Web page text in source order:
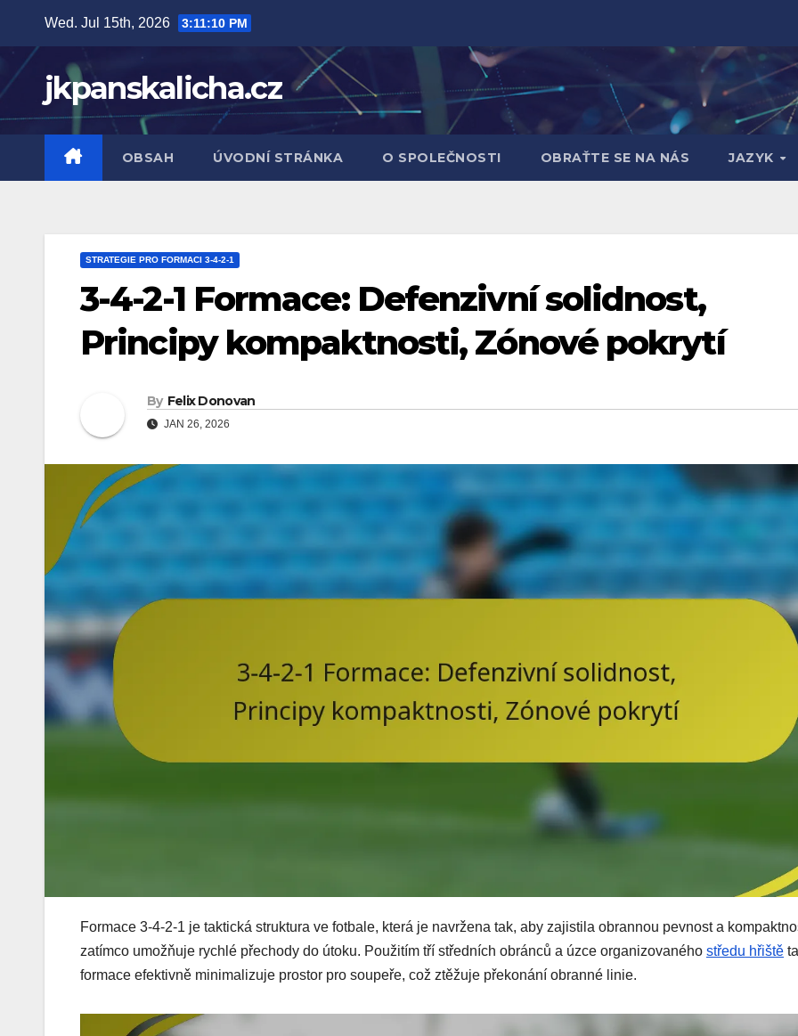
content
Wed. Jul 15th, 2026 3:11:11 PM
jkpanskalicha.cz
OBSAH ÚVODNÍ STRÁNKA O SPOLEČNOSTI OBRAŤTE SE NA NÁS JAZYK
STRATEGIE PRO FORMACI 3-4-2-1
3-4-2-1 Formace: Defenzivní solidnost,
Principy kompaktnosti, Zónové pokrytí
By Felix Donovan
JAN 26, 2026
Formace 3-4-2-1 je taktická struktura ve fotbale, která je navržena tak, aby zajistila obrannou pevnost a
zatímco umožňuje rychlé přechody do útoku. Použitím tří středních obránců a úzce organizovaného středu hřiště
formace efektivně minimalizuje prostor pro soupeře, což ztěžuje překonání obranné linie.